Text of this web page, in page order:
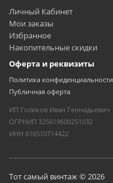
Личный Кабинет
Мои заказы
Избранное
Накопительные скидки
Оферта и реквизиты
Политика конфиденциальности
Публичная оферта
ИП Голиков Иван Геннадьевич
ОГРНИП 325619600251032
ИНН 616510714422
Тот самый винтаж © 2026